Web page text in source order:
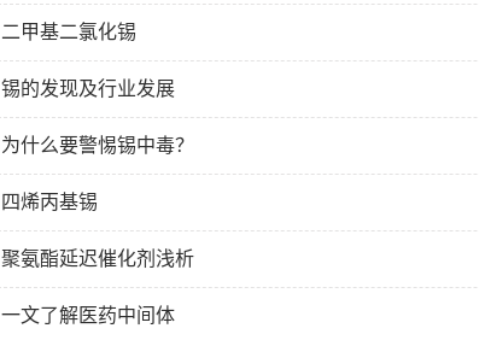
二甲基二氯化锡
锡的发现及行业发展
为什么要警惕锡中毒？
四烯丙基锡
聚氨酯延迟催化剂浅析
一文了解医药中间体